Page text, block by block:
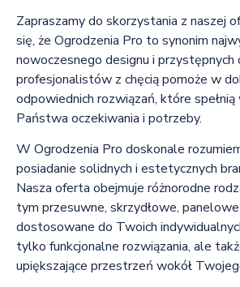
Zapraszamy do skorzystania z naszej
się, że Ogrodzenia Pro to synonim
nowoczesnego designu i przystępnych
profesjonalistów z chęcią pomoże w
odpowiednich rozwiązań, które
Państwa oczekiwania i potrzeby.
W Ogrodzenia Pro doskonale
posiadanie solidnych i estetycznych
Nasza oferta obejmuje różnorodne
tym przesuwne, skrzydłowe,
dostosowane do Twoich
tylko funkcjonalne rozwiązania, ale
upiększające przestrzeń wokół